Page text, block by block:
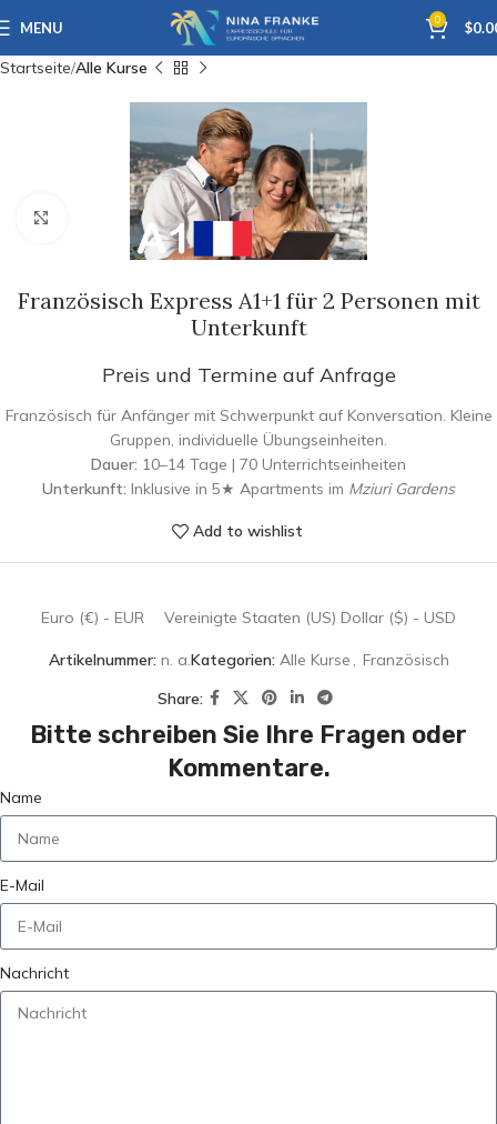
MENU 0 $
Startseite Alle Kurse
Click to enlarge
Französisch Express A1+1 für 2 Personen mit
Unterkunft
Preis und Termine auf Anfrage
Französisch für Anfänger mit Schwerpunkt auf Konversation. Kleine
Gruppen, individuelle Übungseinheiten.
Dauer: 10–14 Tage | 70 Unterrichtseinheiten
Unterkunft: Inklusive in 5★ Apartments im Mziuri Gardens
Add to wishlist
Euro (€) - EUR Vereinigte Staaten (US) Dollar ($) - USD
Artikelnummer: n. a.Kategorien: Alle Kurse , Französisch
Share:
Bitte schreiben Sie Ihre Fragen oder
Kommentare.
Name
E-Mail
Nachricht